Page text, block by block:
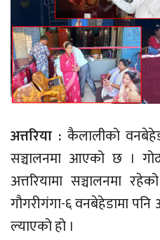
अत्तरिया : कैलालीको
सञ्चालनमा आएको छ ।
अत्तरियामा सञ्चालनमा
गौगरीगंगा-६ वनबेहेडामा
ल्याएको हो ।